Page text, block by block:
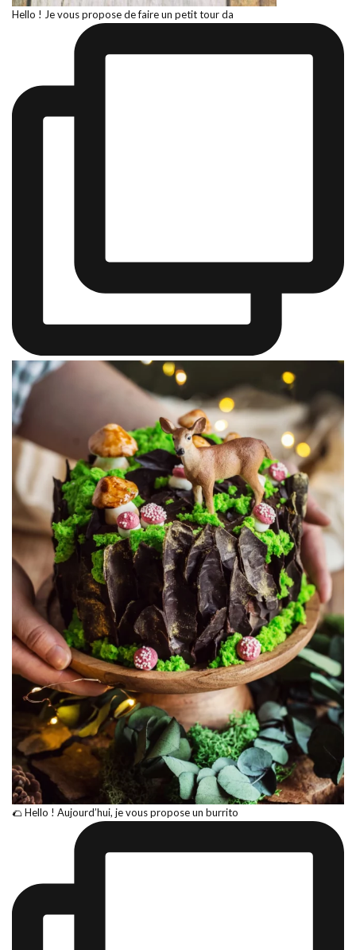
Hello ! Je vous propose de faire un petit tour da
🌮 Hello ! Aujourd’hui, je vous propose un burrito